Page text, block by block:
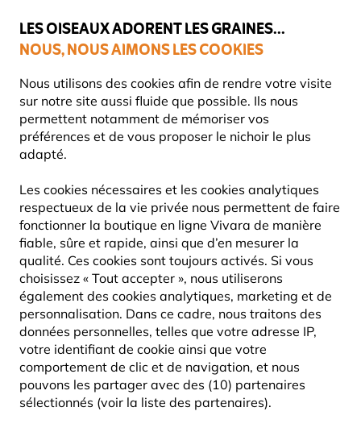
LES OISEAUX ADORENT LES GRAINES...
NOUS, NOUS AIMONS LES COOKIES
Nous utilisons des cookies afin de rendre votre visite
sur notre site aussi fluide que possible. Ils nous
permettent notamment de mémoriser vos
préférences et de vous proposer le nichoir le plus
adapté.
Les cookies nécessaires et les cookies analytiques
respectueux de la vie privée nous permettent de faire
fonctionner la boutique en ligne Vivara de manière
fiable, sûre et rapide, ainsi que d’en mesurer la
qualité. Ces cookies sont toujours activés. Si vous
choisissez « Tout accepter », nous utiliserons
également des cookies analytiques, marketing et de
personnalisation. Dans ce cadre, nous traitons des
données personnelles, telles que votre adresse IP,
votre identifiant de cookie ainsi que votre
comportement de clic et de navigation, et nous
pouvons les partager avec des (10) partenaires
sélectionnés (voir la liste des partenaires).
catégories.
Très bien noté dans 11 pays
Livraison express gratuite dès 59 €
Blog Information Que mangent les écureuils ? Un
QUE MANGENT LES
ÉCUREUILS ? UN GUIDE SUR
LEUR ALIMENTATION
Vivara
Content
Team
26 Juin
2025
INFORMATION
FAUNE
CONSEILS & ASTUCES